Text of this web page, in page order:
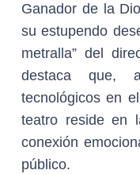
Ganador de la
su estupendo
metralla” del
destaca que,
tecnológicos en
teatro reside en
conexión
público.